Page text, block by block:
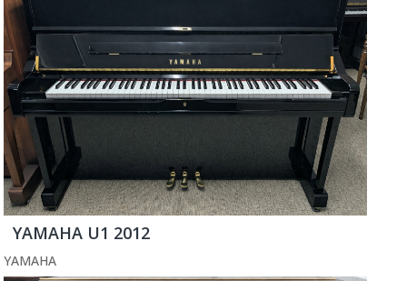
YAMAHA U1 2012
YAMAHA